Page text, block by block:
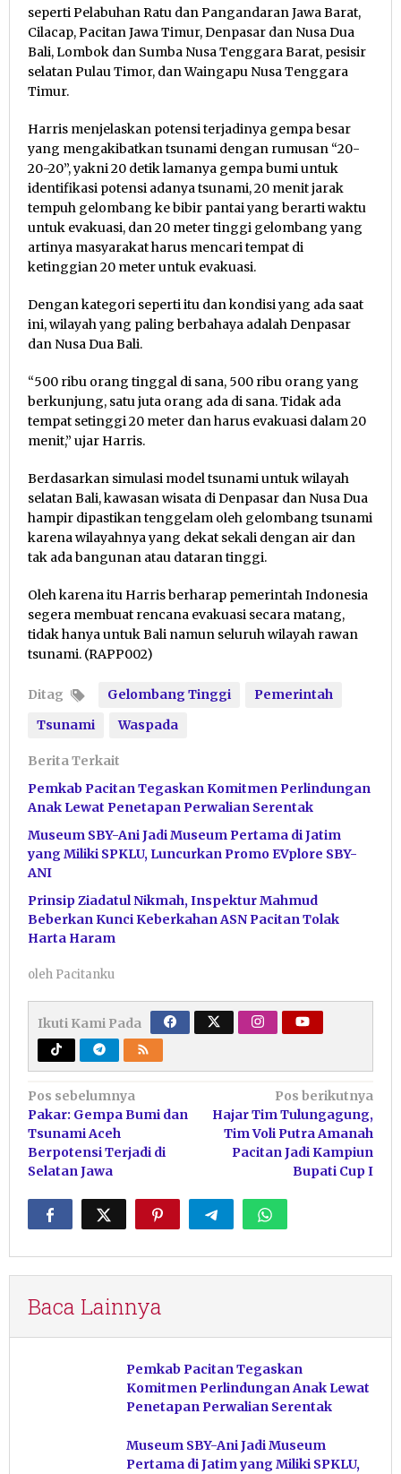
seperti Pelabuhan Ratu dan Pangandaran Jawa Barat,
Cilacap, Pacitan Jawa Timur, Denpasar dan Nusa Dua
Bali, Lombok dan Sumba Nusa Tenggara Barat, pesisir
selatan Pulau Timor, dan Waingapu Nusa Tenggara
Timur.
Harris menjelaskan potensi terjadinya gempa besar
yang mengakibatkan tsunami dengan rumusan “20-
20-20”, yakni 20 detik lamanya gempa bumi untuk
identifikasi potensi adanya tsunami, 20 menit jarak
tempuh gelombang ke bibir pantai yang berarti waktu
untuk evakuasi, dan 20 meter tinggi gelombang yang
artinya masyarakat harus mencari tempat di
ketinggian 20 meter untuk evakuasi.
Dengan kategori seperti itu dan kondisi yang ada saat
ini, wilayah yang paling berbahaya adalah Denpasar
dan Nusa Dua Bali.
“500 ribu orang tinggal di sana, 500 ribu orang yang
berkunjung, satu juta orang ada di sana. Tidak ada
tempat setinggi 20 meter dan harus evakuasi dalam 20
menit,” ujar Harris.
Berdasarkan simulasi model tsunami untuk wilayah
selatan Bali, kawasan wisata di Denpasar dan Nusa Dua
hampir dipastikan tenggelam oleh gelombang tsunami
karena wilayahnya yang dekat sekali dengan air dan
tak ada bangunan atau dataran tinggi.
Oleh karena itu Harris berharap pemerintah Indonesia
segera membuat rencana evakuasi secara matang,
tidak hanya untuk Bali namun seluruh wilayah rawan
tsunami. (RAPP002)
Ditag Gelombang Tinggi
Pemerintah
Tsunami
Waspada
Berita Terkait
Pemkab Pacitan Tegaskan Komitmen Perlindungan
Anak Lewat Penetapan Perwalian Serentak
Museum SBY-Ani Jadi Museum Pertama di Jatim
yang Miliki SPKLU, Luncurkan Promo EVplore SBY-
ANI
Prinsip Ziadatul Nikmah, Inspektur Mahmud
Beberkan Kunci Keberkahan ASN Pacitan Tolak
Harta Haram
oleh Pacitanku
Ikuti Kami Pada
Navigasi
pos
Pos sebelumnya
Pakar: Gempa Bumi dan
Tsunami Aceh
Berpotensi Terjadi di
Selatan Jawa
Pos berikutnya
Hajar Tim Tulungagung,
Tim Voli Putra Amanah
Pacitan Jadi Kampiun
Bupati Cup I
Baca Lainnya
Pemkab Pacitan Tegaskan
Komitmen Perlindungan Anak Lewat
Penetapan Perwalian Serentak
Museum SBY-Ani Jadi Museum
Pertama di Jatim yang Miliki SPKLU,